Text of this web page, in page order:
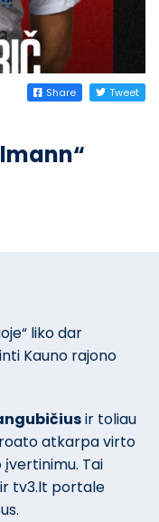
Share Tweet
liko dar
Kauno rajono
ir toliau
atkarpa virto
įvertinimu. Tai
tv3.lt portale